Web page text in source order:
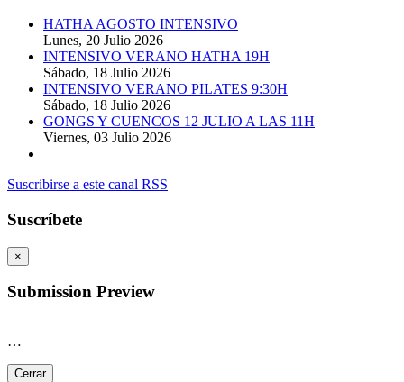
HATHA AGOSTO INTENSIVO
Lunes, 20 Julio 2026
INTENSIVO VERANO HATHA 19H
Sábado, 18 Julio 2026
INTENSIVO VERANO PILATES 9:30H
Sábado, 18 Julio 2026
GONGS Y CUENCOS 12 JULIO A LAS 11H
Viernes, 03 Julio 2026
Suscribirse a este canal RSS
Suscríbete
×
Submission Preview
…
Cerrar